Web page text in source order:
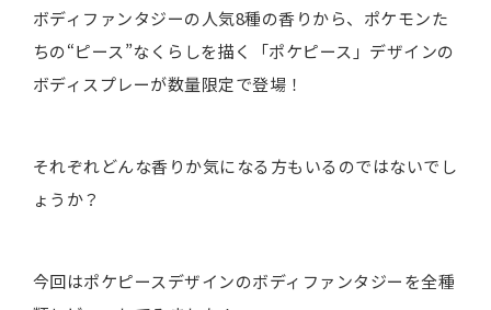
ボディファンタジーの人気8種の香りから、ポケモンた
ちの“ピース”なくらしを描く「ポケピース」デザインの
ボディスプレーが数量限定で登場！
それぞれどんな香りか気になる方もいるのではないでし
ょうか？
今回はポケピースデザインのボディファンタジーを全種